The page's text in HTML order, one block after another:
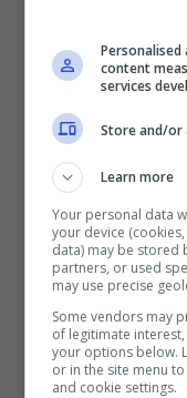
sottile,
400 g di
350 g di
1
1
Sale e
content
services
Store and/or
Learn more
Your personal data
your device
data) may be stored
partners, or used
may use precise
Some vendors may
of legitimate
your options below.
or in the site menu
and cookie settings.